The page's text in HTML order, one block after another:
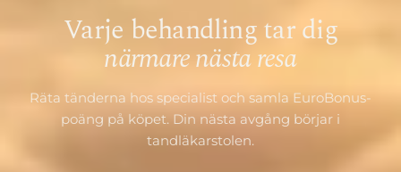
Varje behandling tar dig
närmare nästa resa
Räta tänderna hos specialist och samla EuroBonus-
poäng på köpet. Din nästa avgång börjar i
tandläkarstolen.